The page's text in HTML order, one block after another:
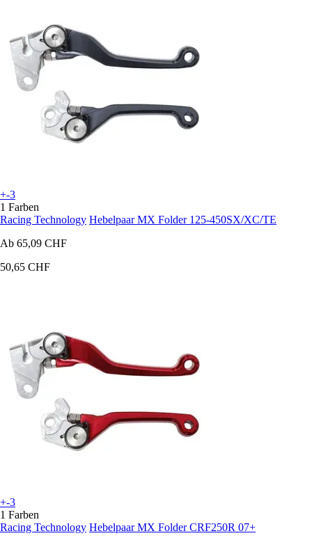
+-3
1 Farben
Racing Technology Hebelpaar MX Folder 125-450SX/XC/TE
Ab 65,09 CHF
50,65 CHF
+-3
1 Farben
Racing Technology Hebelpaar MX Folder CRF250R 07+